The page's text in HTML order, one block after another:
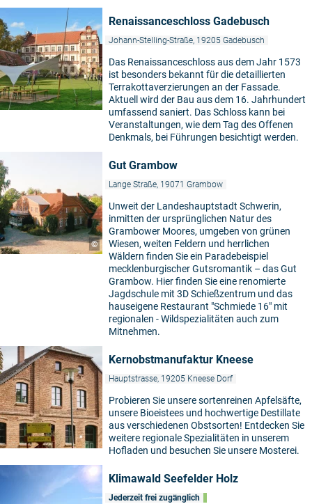
Renaissanceschloss Gadebusch
Johann-Stelling-Straße, 19205 Gadebusch
Das Renaissanceschloss aus dem Jahr 1573
ist besonders bekannt für die detaillierten
Terrakottaverzierungen an der Fassade.
Aktuell wird der Bau aus dem 16. Jahrhundert
umfassend saniert. Das Schloss kann bei
Veranstaltungen, wie dem Tag des Offenen
Denkmals, bei Führungen besichtigt werden.
©
Gut Grambow
Lange Straße, 19071 Grambow
Unweit der Landeshauptstadt Schwerin,
inmitten der ursprünglichen Natur des
Grambower Moores, umgeben von grünen
Wiesen, weiten Feldern und herrlichen
Wäldern finden Sie ein Paradebeispiel
mecklenburgischer Gutsromantik – das Gut
Grambow. Hier finden Sie eine renomierte
Jagdschule mit 3D Schießzentrum und das
hauseigene Restaurant "Schmiede 16" mit
regionalen - Wildspezialitäten auch zum
Mitnehmen.
Kernobstmanufaktur Kneese
Hauptstrasse, 19205 Kneese Dorf
Probieren Sie unsere sortenreinen Apfelsäfte,
unsere Bioeistees und hochwertige Destillate
aus verschiedenen Obstsorten! Entdecken Sie
weitere regionale Spezialitäten in unserem
Hofladen und besuchen Sie unsere Mosterei.
Klimawald Seefelder Holz
Jederzeit frei zugänglich